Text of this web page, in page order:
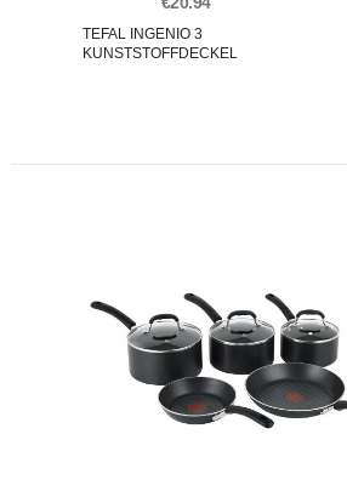
TEFAL INGENIO 3
KUNSTSTOFFDECKEL